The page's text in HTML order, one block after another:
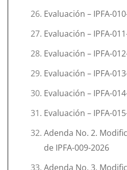
Evaluación – IPFA-
Evaluación – IPFA-
Evaluación – IPFA-
Evaluación – IPFA-
Evaluación – IPFA-
Evaluación – IPFA-
Adenda No. 2.
de IPFA-009-2026
Adenda No. 3.